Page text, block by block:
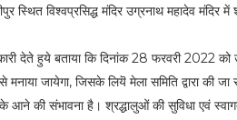
विश्वप्रसिद्ध मंदिर उग्रनाथ महादेव मंदिर में
देते हुये बताया कि दिनांक 28 फरवरी 2022 को
मनाया जायेगा, जिसके लियॆ मेला समिति द्वारा की
की संभावना है। श्रद्धालुओं की सुविधा एवं